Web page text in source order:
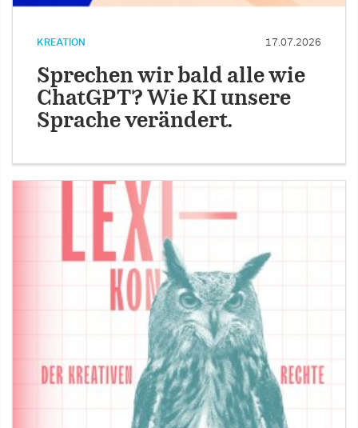
KREATION 17.07.2026
Sprechen wir bald alle wie
ChatGPT? Wie KI unsere
Sprache verändert.